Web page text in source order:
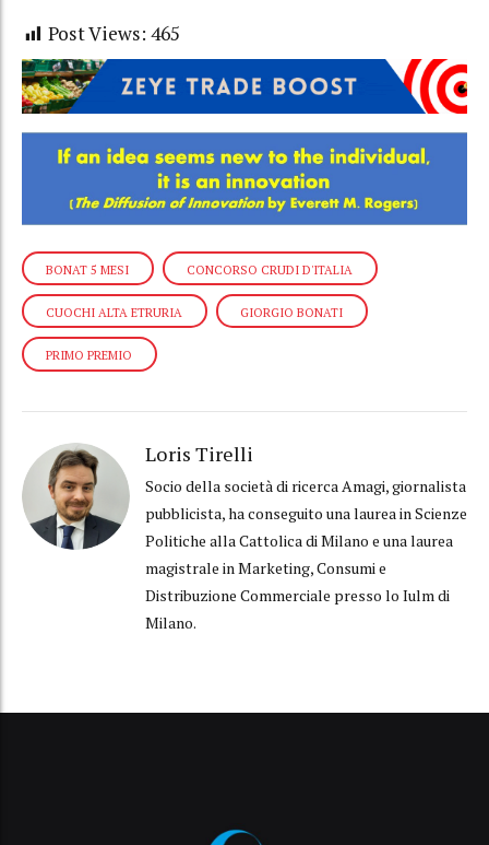
Post Views: 465
BONAT 5 MESI CONCORSO CRUDI D'ITALIA
CUOCHI ALTA ETRURIA GIORGIO BONATI
PRIMO PREMIO
Loris Tirelli
Socio della società di ricerca Amagi, giornalista
pubblicista, ha conseguito una laurea in Scienze
Politiche alla Cattolica di Milano e una laurea
magistrale in Marketing, Consumi e
Distribuzione Commerciale presso lo Iulm di
Milano.